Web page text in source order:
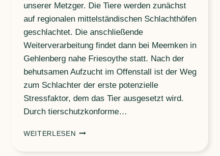
unserer Metzger. Die Tiere werden zunächst
auf regionalen mittelständischen Schlachthöfen
geschlachtet. Die anschließende
Weiterverarbeitung findet dann bei Meemken in
Gehlenberg nahe Friesoythe statt. Nach der
behutsamen Aufzucht im Offenstall ist der Weg
zum Schlachter der erste potenzielle
Stressfaktor, dem das Tier ausgesetzt wird.
Durch tierschutzkonforme…
WEITERLESEN SCHLACHTUNG